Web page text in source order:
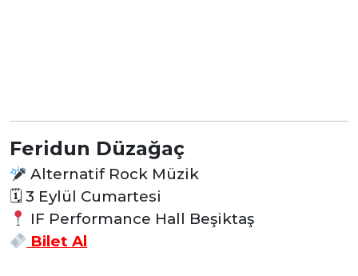
Feridun Düzağaç
Alternatif Rock Müzik
🗓 3 Eylül Cumartesi
IF Performance Hall Beşiktaş
Bilet Al